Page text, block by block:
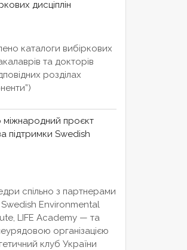
дисціплін
каталоги вибіркових
та докторів
розділах
проєкт
підтримки Swedish
спільно з партнерами
Swedish Environmental
LIFE Academy — та
організацією
клуб України